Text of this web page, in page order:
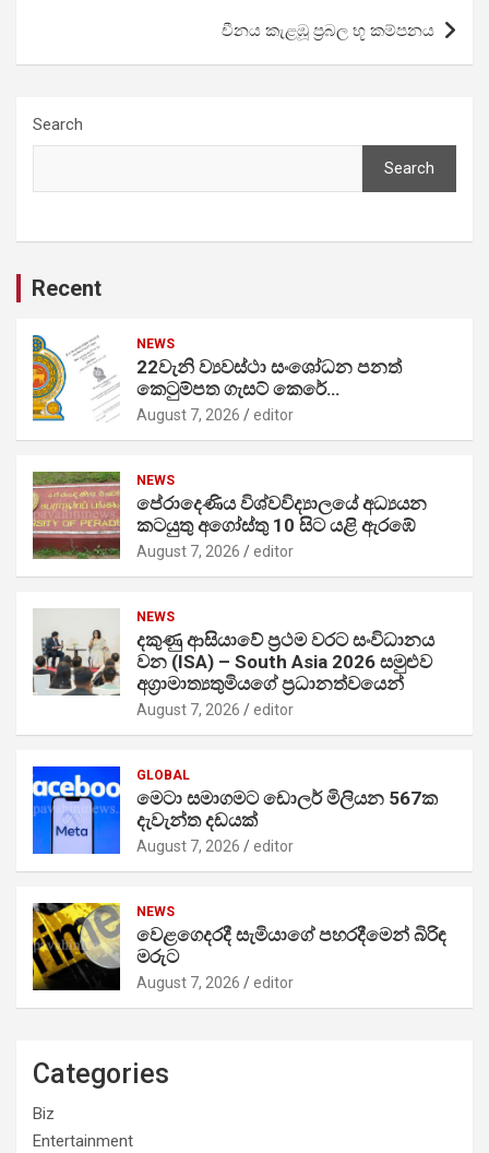
චීනය කැළඹූ ප්‍රබල භූ කම්පනය
Search
Search
Recent
NEWS
22වැනි ව්‍යවස්ථා සංශෝධන පනත්
කෙටුම්පත ගැසට් කෙරේ…
August 7, 2026 editor
NEWS
පේරාදෙණිය විශ්වවිද්‍යාලයේ අධ්‍යයන
කටයුතු අගෝස්තු 10 සිට යළි ඇරඹේ
August 7, 2026 editor
NEWS
දකුණු ආසියාවේ ප්‍රථම වරට සංවිධානය
වන (ISA) – South Asia 2026 සමුළුව
අග්‍රාමාත්‍යතුමියගේ ප්‍රධානත්වයෙන්
August 7, 2026 editor
GLOBAL
මෙටා සමාගමට ඩොලර් මිලියන 567ක
දැවැන්ත දඩයක්
August 7, 2026 editor
NEWS
වෙළගෙදරදී සැමියාගේ පහරදීමෙන් බිරිඳ
මරුට
August 7, 2026 editor
Categories
Biz
Entertainment